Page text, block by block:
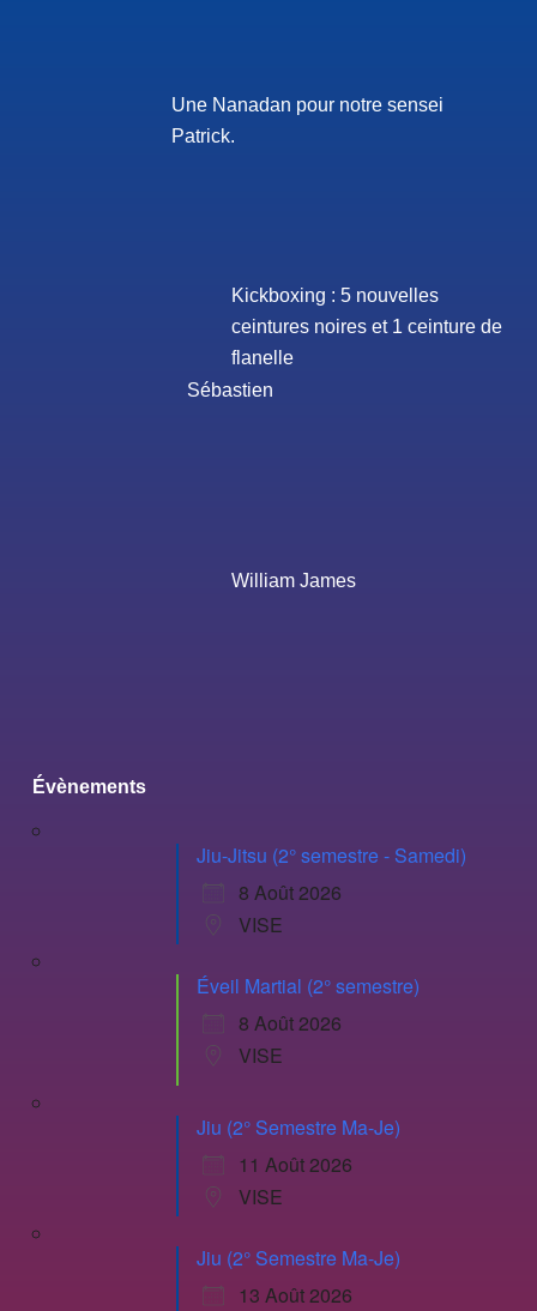
Une Nanadan pour notre sensei
Patrick.
Kickboxing : 5 nouvelles
ceintures noires et 1 ceinture de
flanelle
Sébastien
William James
Évènements
Jiu-Jitsu (2° semestre - Samedi)
8 Août 2026
VISE
Éveil Martial (2° semestre)
8 Août 2026
VISE
Jiu (2° Semestre Ma-Je)
11 Août 2026
VISE
Jiu (2° Semestre Ma-Je)
13 Août 2026